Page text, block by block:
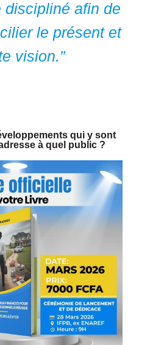
discipliné afin de
le présent et
vision.”
qui y sont
à quel public ?